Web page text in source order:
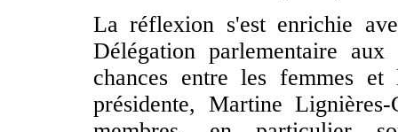
La réflexion s'est enrichie
Délégation parlementaire
chances entre les femmes
présidente, Martine